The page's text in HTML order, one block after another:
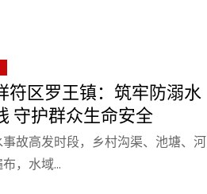
符区罗王镇：筑牢防溺水
守护群众生命安全
故高发时段，乡村沟渠、池塘、河
，水域…